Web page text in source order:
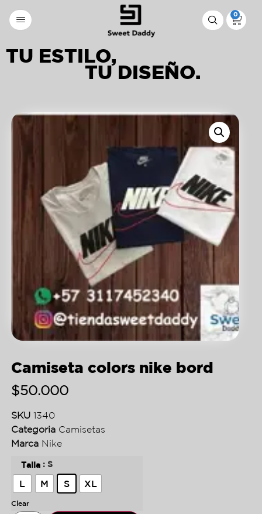
0
TU ESTILO,
TU DISEÑO.
Camiseta colors nike bord
$50.000
SKU 1340
Categoria Camisetas
Marca Nike
Talla : S
L M S XL
Clear